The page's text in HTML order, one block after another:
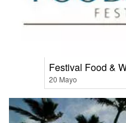
Festival Food &
20 Mayo